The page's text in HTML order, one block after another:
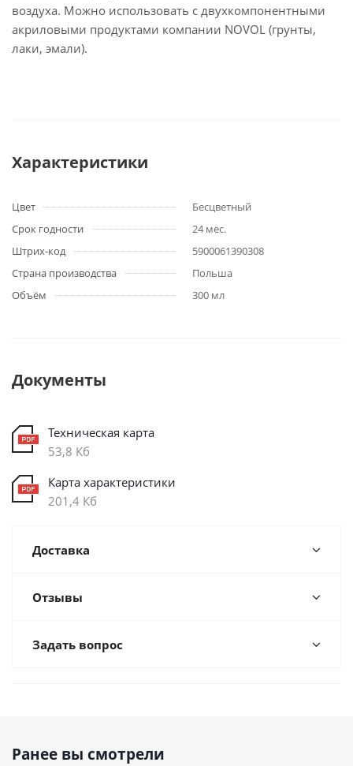
воздуха. Можно использовать с двухкомпонентными
акриловыми продуктами компании NOVOL (грунты,
лаки, эмали).
Характеристики
Цвет
Бесцветный
Срок годности
24 мес.
Штрих-код
5900061390308
Страна производства
Польша
Объём
300 мл
Документы
Техническая карта
53,8 Кб
Карта характеристики
201,4 Кб
Доставка
Отзывы
Задать вопрос
Ранее вы смотрели